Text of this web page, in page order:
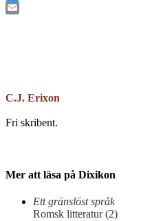
Twitter
C.J. Erixon
Fri skribent.
Mer att läsa på Dixikon
Ett gränslöst språk
Romsk litteratur (2)